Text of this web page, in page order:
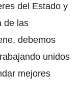
del Estado y
de las
debemos
unidos
mejores